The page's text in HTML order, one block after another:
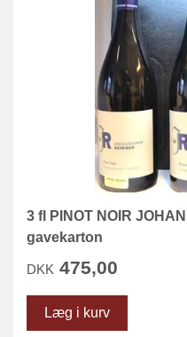
3 fl PINOT NOIR
gavekarton
DKK 475,00
Læg i kurv